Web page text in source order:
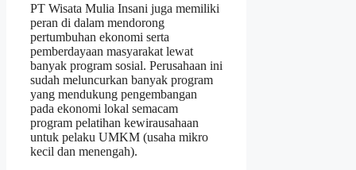
PT Wisata Mulia Insani juga memiliki
peran di dalam mendorong
pertumbuhan ekonomi serta
pemberdayaan masyarakat lewat
banyak program sosial. Perusahaan ini
sudah meluncurkan banyak program
yang mendukung pengembangan
pada ekonomi lokal semacam
program pelatihan kewirausahaan
untuk pelaku UMKM (usaha mikro
kecil dan menengah).